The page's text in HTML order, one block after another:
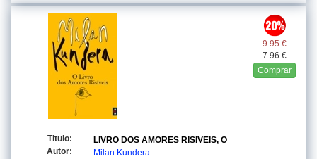
9.95 €
7.96 €
Comprar
Titulo:
LIVRO DOS AMORES RISIVEIS, O
Autor:
Milan Kundera